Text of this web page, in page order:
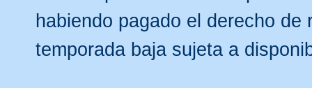
habiendo pagado el derecho
temporada baja sujeta a